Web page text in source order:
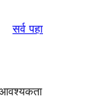
सर्वपुनरावलोकने
पहा